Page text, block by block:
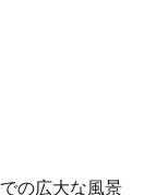
の広大な風景